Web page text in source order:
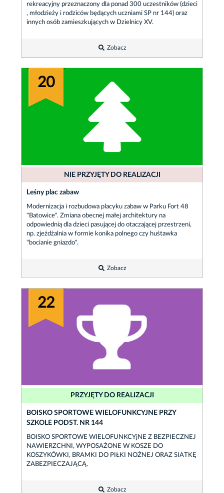
rekreacyjny przeznaczony dla ponad 300 uczestników (dzieci
, młodzieży i rodziców będących uczniami SP nr 144) oraz
innych osób zamieszkujących w Dzielnicy XV.
Zobacz
20
NIE PRZYJĘTY DO REALIZACJI
Leśny plac zabaw
Modernizacja i rozbudowa placyku zabaw w Parku Fort 48
"Batowice". Zmiana obecnej małej architektury na
odpowiednią dla dzieci pasującej do otaczającej przestrzeni,
np. zjeżdżalnia w formie konika polnego czy huśtawka
"bocianie gniazdo".
Zobacz
22
PRZYJĘTY DO REALIZACJI
BOISKO SPORTOWE WIELOFUNKCYJNE PRZY
SZKOLE PODST. NR 144
BOISKO SPORTOWE WIELOFUNKCYjNE Z BEZPIECZNEJ
NAWIERZCHNI, WYPOSAŻONE W KOSZE DO
KOSZYKÓWKI, BRAMKI DO PIŁKI NOŻNEJ ORAZ SIATKĘ
ZABEZPIECZAJĄCĄ.
Zobacz